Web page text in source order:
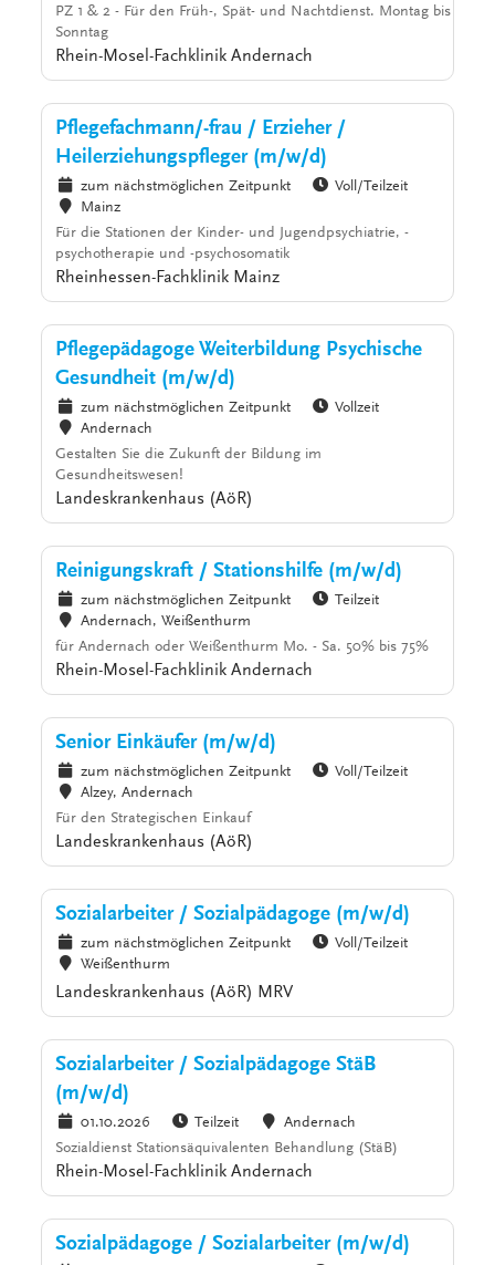
PZ 1 & 2 - Für den Früh-, Spät- und Nachtdienst. Montag bis
Sonntag
Rhein-Mosel-Fachklinik Andernach
Pflegefachmann/-frau / Erzieher /
Heilerziehungspfleger (m/w/d)
zum nächstmöglichen Zeitpunkt
Voll/Teilzeit
Mainz
Für die Stationen der Kinder- und Jugendpsychiatrie, -
psychotherapie und -psychosomatik
Rheinhessen-Fachklinik Mainz
Pflegepädagoge Weiterbildung Psychische
Gesundheit (m/w/d)
zum nächstmöglichen Zeitpunkt
Vollzeit
Andernach
Gestalten Sie die Zukunft der Bildung im
Gesundheitswesen!
Landeskrankenhaus (AöR)
Reinigungskraft / Stationshilfe (m/w/d)
zum nächstmöglichen Zeitpunkt
Teilzeit
Andernach, Weißenthurm
für Andernach oder Weißenthurm Mo. - Sa. 50% bis 75%
Rhein-Mosel-Fachklinik Andernach
Senior Einkäufer (m/w/d)
zum nächstmöglichen Zeitpunkt
Voll/Teilzeit
Alzey, Andernach
Für den Strategischen Einkauf
Landeskrankenhaus (AöR)
Sozialarbeiter / Sozialpädagoge (m/w/d)
zum nächstmöglichen Zeitpunkt
Voll/Teilzeit
Weißenthurm
Landeskrankenhaus (AöR) MRV
Sozialarbeiter / Sozialpädagoge StäB
(m/w/d)
01.10.2026 Teilzeit
Andernach
Sozialdienst Stationsäquivalenten Behandlung (StäB)
Rhein-Mosel-Fachklinik Andernach
Sozialpädagoge / Sozialarbeiter (m/w/d)